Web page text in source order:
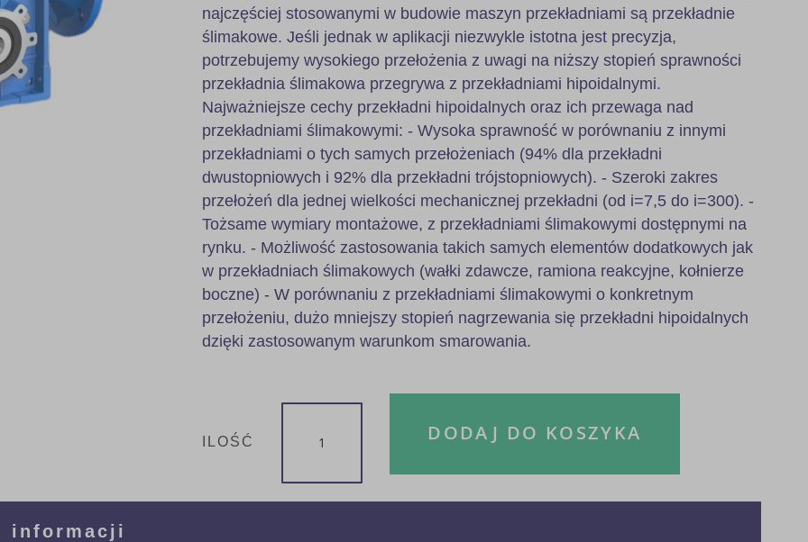
najczęściej stosowanymi w budowie maszyn przekładniami są przekładnie
ślimakowe. Jeśli jednak w aplikacji niezwykle istotna jest precyzja,
potrzebujemy wysokiego przełożenia z uwagi na niższy stopień sprawności
przekładnia ślimakowa przegrywa z przekładniami hipoidalnymi.
Najważniejsze cechy przekładni hipoidalnych oraz ich przewaga nad
przekładniami ślimakowymi: - Wysoka sprawność w porównaniu z innymi
przekładniami o tych samych przełożeniach (94% dla przekładni
dwustopniowych i 92% dla przekładni trójstopniowych). - Szeroki zakres
przełożeń dla jednej wielkości mechanicznej przekładni (od i=7,5 do i=300). -
Tożsame wymiary montażowe, z przekładniami ślimakowymi dostępnymi na
rynku. - Możliwość zastosowania takich samych elementów dodatkowych jak
w przekładniach ślimakowych (wałki zdawcze, ramiona reakcyjne, kołnierze
boczne) - W porównaniu z przekładniami ślimakowymi o konkretnym
przełożeniu, dużo mniejszy stopień nagrzewania się przekładni hipoidalnych
dzięki zastosowanym warunkom smarowania.
ILOŚĆ DODAJ DO KOSZYKA
informacji